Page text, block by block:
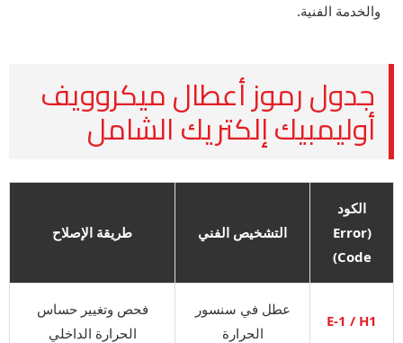
والخدمة الفنية.
جدول رموز أعطال ميكروويف
أوليمبيك إلكتريك الشامل
الكود
(Error
Code)
التشخيص الفني طريقة الإصلاح
E-1 / H1
عطل في سنسور
الحرارة
فحص وتغيير حساس
الحرارة الداخلي